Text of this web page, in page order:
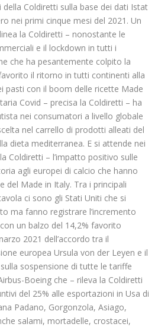
della Coldiretti sulla base dei dati Istat
nei primi cinque mesi del 2021. Un
la Coldiretti – nonostante le
e il lockdown in tutti i
che ha pesantemente colpito la
il ritorno in tutti continenti alla
pasti con il boom delle ricette Made
Covid – precisa la Coldiretti – ha
nei consumatori a livello globale
nel carrello di prodotti alleati del
dieta mediterranea. E si attende nei
Coldiretti – l’impatto positivo sulle
agli europei di calcio che hanno
del Made in Italy. Tra i principali
ci sono gli Stati Uniti che si
ma fanno registrare l’incremento
un balzo del 14,2% favorito
2021 dell’accordo tra il
europea Ursula von der Leyen e il
sospensione di tutte le tariffe
Boeing che – rileva la Coldiretti
del 25% alle esportazioni in Usa di
Padano, Gorgonzola, Asiago,
salami, mortadelle, crostacei,